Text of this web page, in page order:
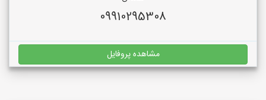
09910295308
مشاهده پروفایل